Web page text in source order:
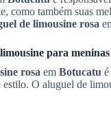
como também suas
de limousine rosa
para
rosa em Botucatu
O aluguel de